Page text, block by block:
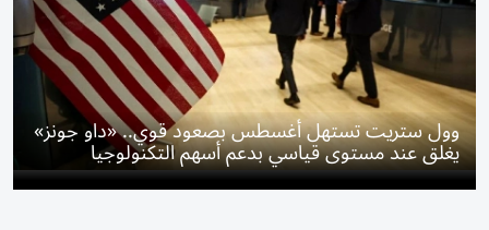
وول ستريت تستهل أغسطس بصعود قوي.. «داو جونز»
يغلق عند مستوى قياسي بدعم أسهم التكنولوجيا